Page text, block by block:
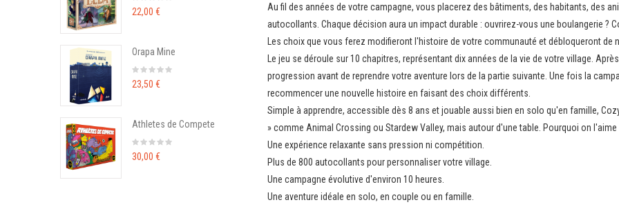
Au fil des années de votre campagne, vous placerez des bâtiments, des habitants, des
autocollants. Chaque décision aura un impact durable : ouvrirez-vous une boulangerie ?
Les choix que vous ferez modifieront l'histoire de votre communauté et débloqueront de
Le jeu se déroule sur 10 chapitres, représentant dix années de la vie de votre village.
progression avant de reprendre votre aventure lors de la partie suivante. Une fois la
recommencer une nouvelle histoire en faisant des choix différents.
Simple à apprendre, accessible dès 8 ans et jouable aussi bien en solo qu'en famille,
» comme Animal Crossing ou Stardew Valley, mais autour d'une table. Pourquoi on l'aime
Une expérience relaxante sans pression ni compétition.
Plus de 800 autocollants pour personnaliser votre village.
Une campagne évolutive d'environ 10 heures.
Une aventure idéale en solo, en couple ou en famille.
22,00 €
Orapa Mine
23,50 €
Athletes de Compete
30,00 €